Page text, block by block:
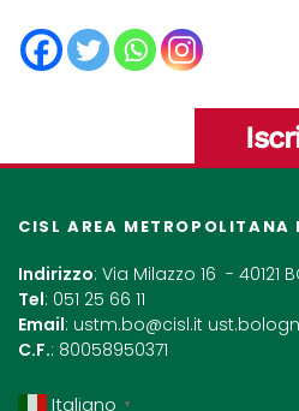
CISL AREA METROPOLITANA
Indirizzo: Via Milazzo 16 - 40121
Tel: 051 25 66 11
Email: ustm.bo@cisl.it
C.F.: 80058950371
Italiano ▼